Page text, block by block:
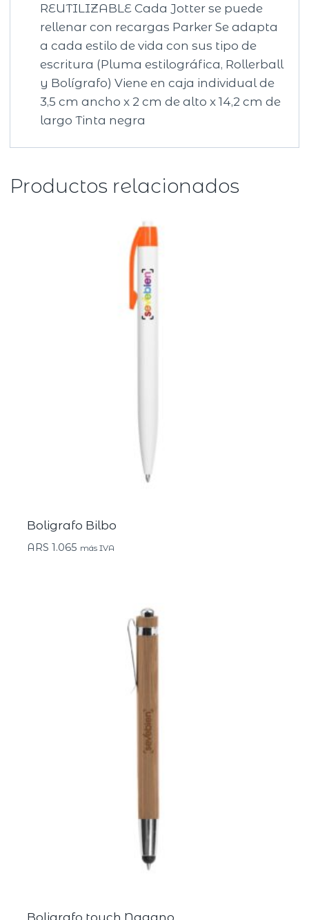
REUTILIZABLE Cada Jotter se puede
rellenar con recargas Parker Se adapta
a cada estilo de vida con sus tipo de
escritura (Pluma estilográfica, Rollerball
y Bolígrafo) Viene en caja individual de
3,5 cm ancho x 2 cm de alto x 14,2 cm de
largo Tinta negra
Productos relacionados
Boligrafo Bilbo
ARS 1.065 más IVA